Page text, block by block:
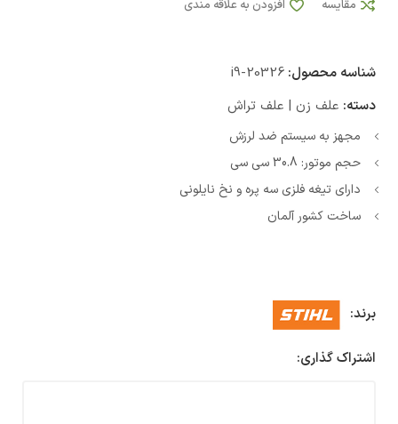
مقایسه افزودن به علاقه مندی
شناسه محصول: i9-20326
دسته: علف زن | علف تراش
مجهز به سیستم ضد لرزش
حجم موتور: 30.8 سی سی
دارای تیغه فلزی سه پره و نخ نایلونی
ساخت کشور آلمان
برند:
اشتراک گذاری: